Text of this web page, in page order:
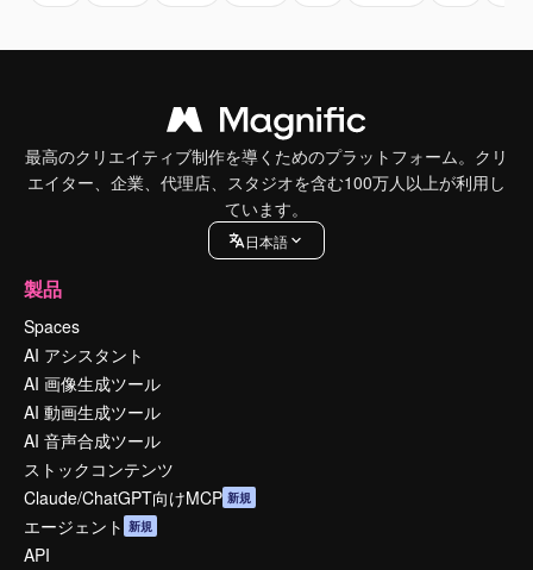
最高のクリエイティブ制作を導くためのプラットフォーム。クリ
エイター、企業、代理店、スタジオを含む100万人以上が利用し
ています。
日本語
製品
Spaces
AI アシスタント
AI 画像生成ツール
AI 動画生成ツール
AI 音声合成ツール
ストックコンテンツ
Claude/ChatGPT向けMCP 新規
エージェント 新規
API